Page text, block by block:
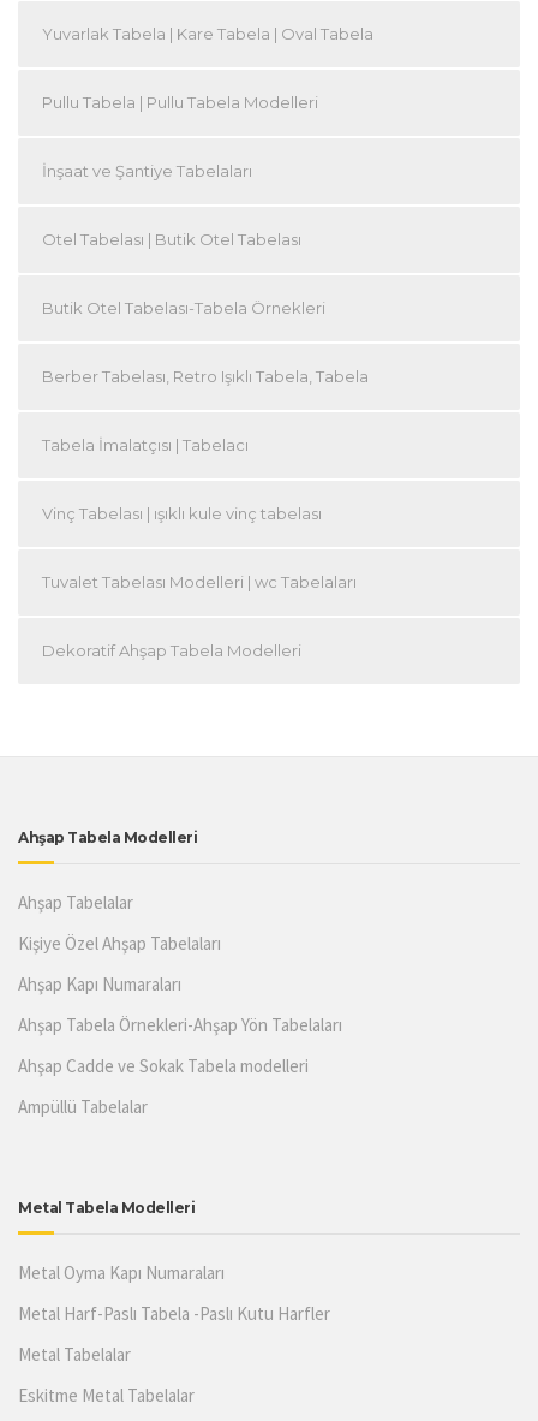
Yuvarlak Tabela | Kare Tabela | Oval Tabela
Pullu Tabela | Pullu Tabela Modelleri
İnşaat ve Şantiye Tabelaları
Otel Tabelası | Butik Otel Tabelası
Butik Otel Tabelası-Tabela Örnekleri
Berber Tabelası, Retro Işıklı Tabela, Tabela
Tabela İmalatçısı | Tabelacı
Vinç Tabelası | ışıklı kule vinç tabelası
Tuvalet Tabelası Modelleri | wc Tabelaları
Dekoratif Ahşap Tabela Modelleri
Ahşap Tabela Modelleri
Ahşap Tabelalar
Kişiye Özel Ahşap Tabelaları
Ahşap Kapı Numaraları
Ahşap Tabela Örnekleri-Ahşap Yön Tabelaları
Ahşap Cadde ve Sokak Tabela modelleri
Ampüllü Tabelalar
Metal Tabela Modelleri
Metal Oyma Kapı Numaraları
Metal Harf-Paslı Tabela -Paslı Kutu Harfler
Metal Tabelalar
Eskitme Metal Tabelalar